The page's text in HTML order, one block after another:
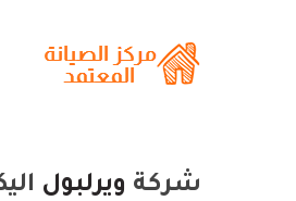
شركة ويرلبول